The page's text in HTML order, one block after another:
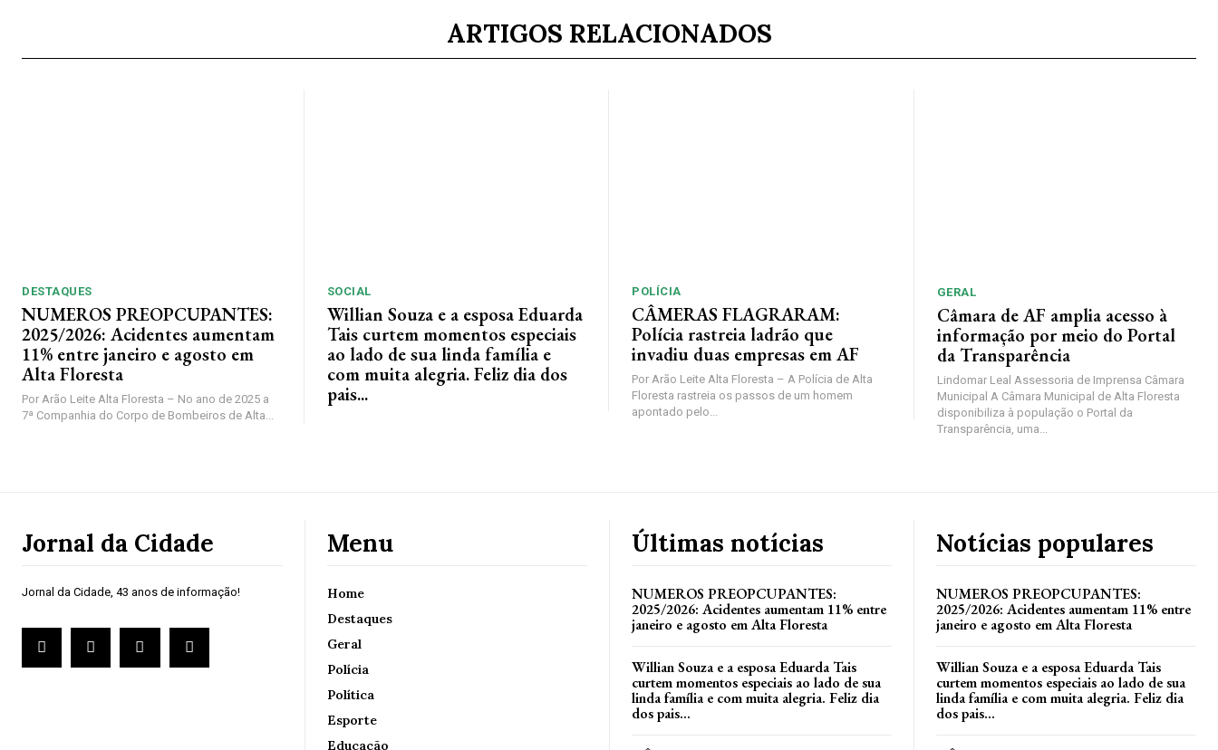
ARTIGOS RELACIONADOS
DESTAQUES
NUMEROS PREOPCUPANTES:
2025/2026: Acidentes aumentam
11% entre janeiro e agosto em
Alta Floresta
Por Arão Leite Alta Floresta – No ano de 2025 a
7ª Companhia do Corpo de Bombeiros de Alta...
SOCIAL
Willian Souza e a esposa Eduarda
Tais curtem momentos especiais
ao lado de sua linda família e
com muita alegria. Feliz dia dos
pais...
POLÍCIA
CÂMERAS FLAGRARAM:
Polícia rastreia ladrão que
invadiu duas empresas em AF
Por Arão Leite Alta Floresta – A Polícia de Alta
Floresta rastreia os passos de um homem
apontado pelo...
GERAL
Câmara de AF amplia acesso à
informação por meio do Portal
da Transparência
Lindomar Leal Assessoria de Imprensa Câmara
Municipal A Câmara Municipal de Alta Floresta
disponibiliza à população o Portal da
Transparência, uma...
Jornal da Cidade
Jornal da Cidade, 43 anos de informação!
Menu
Home
Destaques
Geral
Polícia
Política
Esporte
Educação
Últimas notícias
NUMEROS PREOPCUPANTES:
2025/2026: Acidentes aumentam 11% entre
janeiro e agosto em Alta Floresta
Willian Souza e a esposa Eduarda Tais
curtem momentos especiais ao lado de sua
linda família e com muita alegria. Feliz dia
dos pais...
Notícias populares
NUMEROS PREOPCUPANTES:
2025/2026: Acidentes aumentam 11% entre
janeiro e agosto em Alta Floresta
Willian Souza e a esposa Eduarda Tais
curtem momentos especiais ao lado de sua
linda família e com muita alegria. Feliz dia
dos pais...